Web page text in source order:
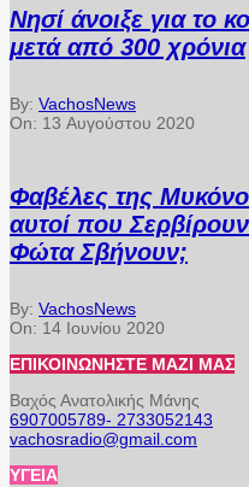
Νησί άνοιξε για το
μετά από 300 χρόνια
By: VachosNews
On: 13 Αυγούστου 2020
Φαβέλες της
αυτοί που
Φώτα Σβήνουν;
By: VachosNews
On: 14 Ιουνίου 2020
ΕΠΙΚΟΙΝΩΝΉΣΤΕ ΜΑΖΊ ΜΑΣ
Βαχός Ανατολικής Μάνης
6907005789- 2733052143
vachosradio@gmail.com
ΥΓΕΊΑ